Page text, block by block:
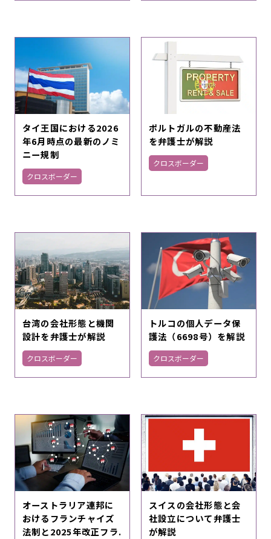
タイ王国における2026
年6月時点の最新のノミ
ニー規制
クロスボーダー
ポルトガルの不動産法
を弁護士が解説
クロスボーダー
台湾の会社形態と機関
設計を弁護士が解説
クロスボーダー
トルコの個人データ保
護法（6698号）を解説
クロスボーダー
オーストラリア連邦に
おけるフランチャイズ
法制と2025年改正フラ.
スイスの会社形態と会
社設立について弁護士
が解説